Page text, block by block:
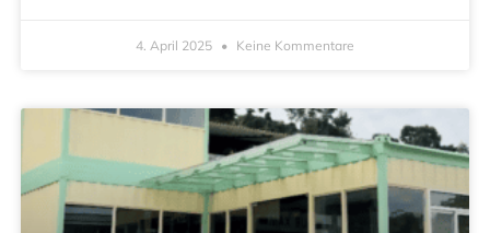
4. April 2025 Keine Kommentare